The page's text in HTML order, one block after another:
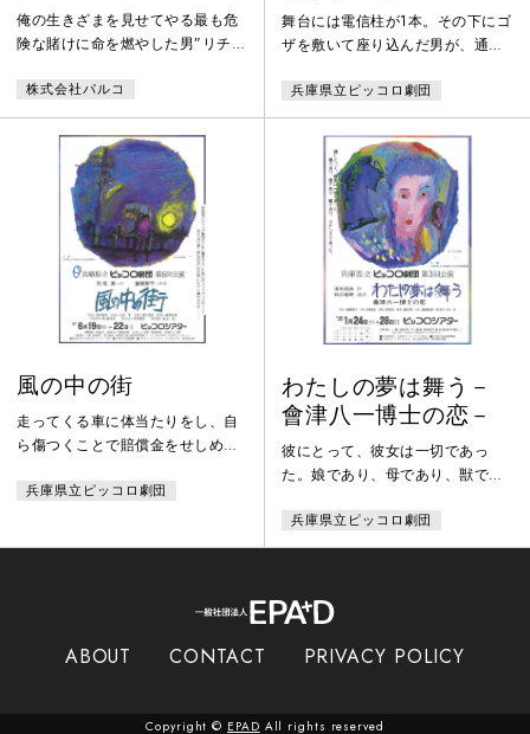
俺の生きざまを見せてやる最も危
険な賭けに命を燃やした男”リチャ
か
株式会社パルコ
舞台には電信柱が1本。その下にゴ
ザを敷いて座り込んだ男が、通り
まごと、せぇへんか？」そして誰
も、これを断るわけにはいかな
い。我々の日常生活における、あ
らゆる厳粛なできごと、深刻な現
実でさえ、いつの間にか「おまま
ごと」に変質させられていく、悲
惨で滑稽なものがたり。
兵庫県立ピッコロ劇団
風の中の街
走ってくる車に体当たりをし、自
ら傷つくことで賠償金をせしめる
違えたら命を落とすのであるか
いける街」を目指して、旅立つ物
兵庫県立ピッコロ劇団
わたしの夢は舞う－
會津八一博士の恋－
彼にとって、彼女は一切であっ
た。娘であり、母であり、獣であ
た東洋美術史学者であり、類まれ
な万葉調の歌人であり、また独創
きい子との神聖な恋。彼を慕って
やがて巻き込まれていく、幾つか
兵庫県立ピッコロ劇団
ABOUT CONTACT PRIVACY POLICY
Copyright © EPAD All rights reserved